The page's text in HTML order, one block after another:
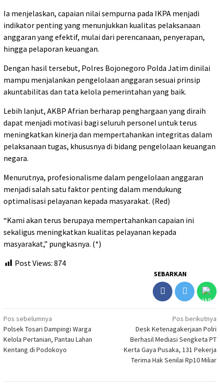
Ia menjelaskan, capaian nilai sempurna pada IKPA menjadi
indikator penting yang menunjukkan kualitas pelaksanaan
anggaran yang efektif, mulai dari perencanaan, penyerapan,
hingga pelaporan keuangan.
Dengan hasil tersebut, Polres Bojonegoro Polda Jatim dinilai
mampu menjalankan pengelolaan anggaran sesuai prinsip
akuntabilitas dan tata kelola pemerintahan yang baik.
Lebih lanjut, AKBP Afrian berharap penghargaan yang diraih
dapat menjadi motivasi bagi seluruh personel untuk terus
meningkatkan kinerja dan mempertahankan integritas dalam
pelaksanaan tugas, khususnya di bidang pengelolaan keuangan
negara.
Menurutnya, profesionalisme dalam pengelolaan anggaran
menjadi salah satu faktor penting dalam mendukung
optimalisasi pelayanan kepada masyarakat. (Red)
“Kami akan terus berupaya mempertahankan capaian ini
sekaligus meningkatkan kualitas pelayanan kepada
masyarakat,” pungkasnya. (*)
Post Views: 874
SEBARKAN
Navigasi
pos
Pos sebelumnya
Polsek Tosari Dampingi Warga
Kelola Pertanian, Pantau Lahan
Kentang di Podokoyo
Pos berikutnya
Desk Ketenagakerjaan Polri
Berhasil Mediasi Sengketa PT
Kerta Gaya Pusaka, 131 Pekerja
Terima Hak Senilai Rp10 Miliar